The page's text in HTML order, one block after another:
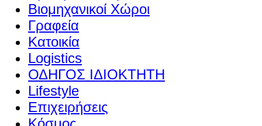
Βιομηχανικοί Χώροι
Γραφεία
Κατοικία
Logistics
ΟΔΗΓΟΣ ΙΔΙΟΚΤΗΤΗ
Lifestyle
Επιχειρήσεις